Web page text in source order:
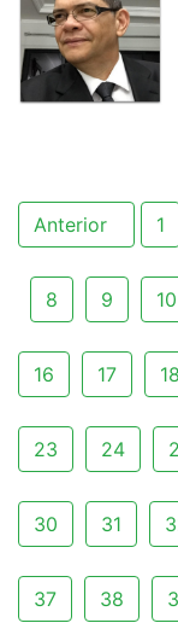
Anterior 1
8 9 10
16 17 18
23 24
30 31
37 38